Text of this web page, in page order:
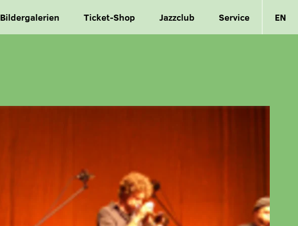
Bildergalerien Ticket-Shop Jazzclub Service EN